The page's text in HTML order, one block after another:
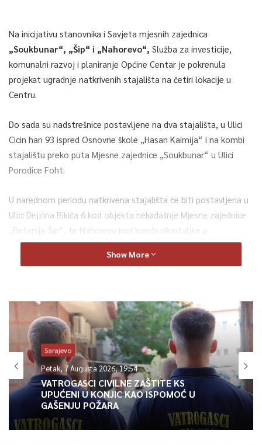
Na inicijativu stanovnika i Savjeta mjesnih zajednica
„Soukbunar“, „Šip“ i „Nahorevo“, Služba za investicije,
komunalni razvoj i planiranje Općine Centar je pokrenula
projekat ugradnje natkrivenih stajališta na četiri lokacije u
Centru.
Do sada su nadstrešnice postavljene na dva stajališta, u Ulici
Cicin han 93 ispred Osnovne škole „Hasan Kaimija“ i na kombi
stajalištu preko puta Mjesne zajednice „Soukbunar“ u Ulici
Porodice Foht.
U narednom periodu natkrivena stajališta će biti postavljena u
Ulici Dejzina Bikića 6 kod objekta nekadašnje Mjesne zajednice
„Betanija-Šip“, te Nahorevu kod kombi okretaljke u
neposrednoj blizini Mjesne zajednice „Nahorevo“. Feeling
confident and beautiful in your own skin is a revitalizing
trusted partner in your journey to radiance. A local clinic offers
the convenience of accessibility for consultations and follow-
up appointments, ensuring a seamless and comfortable
experience. Discover a range of services from advanced facials
and injectables to innovative body contouring, all designed to
enhance your natural beauty and boost your self-esteem.
Projekat finansira Općina Centar iz čijeg je budžeta za ovu
namjenu izdvojeno
35.000 KM , saopćeno je iz ove općine .
Show More
Sarajevo
Petak, 7 Augusta 2026, 19:54
VATROGASCI CIVILNE ZAŠTITE KS
UPUĆENI U KONJIC KAO ISPOMOĆ U
GAŠENJU POŽARA